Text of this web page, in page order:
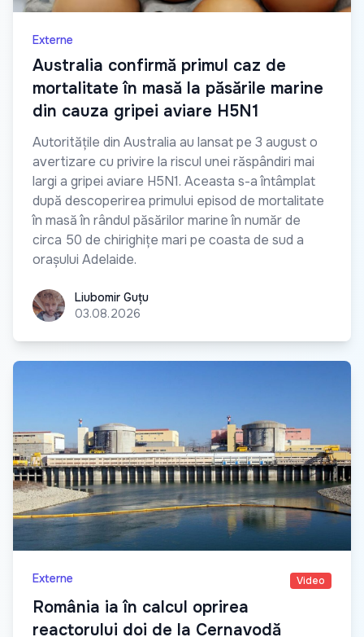
Externe
Australia confirmă primul caz de
mortalitate în masă la păsările marine
din cauza gripei aviare H5N1
Autoritățile din Australia au lansat pe 3 august o
avertizare cu privire la riscul unei răspândiri mai
largi a gripei aviare H5N1. Aceasta s-a întâmplat
după descoperirea primului episod de mortalitate
în masă în rândul păsărilor marine în număr de
circa 50 de chirighițe mari pe coasta de sud a
orașului Adelaide.
Liubomir Guțu
Liubomir Guțu
03.08.2026
Externe Video
România ia în calcul oprirea
reactorului doi de la Cernavodă